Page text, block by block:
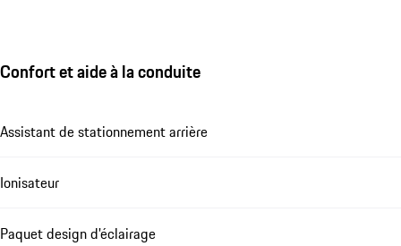
Confort et aide à la conduite
Assistant de stationnement arrière
Ionisateur
Paquet design d'éclairage